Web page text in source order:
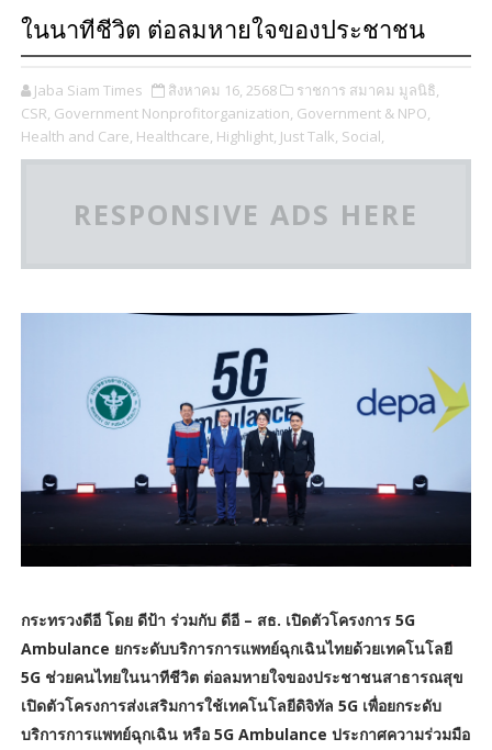
ในนาทีชีวิต ต่อลมหายใจของประชาชน
Jaba Siam Times สิงหาคม 16, 2568
ราชการ สมาคม มูลนิธิ,
CSR, Government Nonprofitorganization, Government & NPO,
Health and Care, Healthcare, Highlight, Just Talk, Social,
RESPONSIVE ADS HERE
กระทรวงดีอี โดย ดีป้า ร่วมกับ ดีอี – สธ. เปิดตัวโครงการ 5G
Ambulance ยกระดับบริการการแพทย์ฉุกเฉินไทยด้วยเทคโนโลยี
5G ช่วยคนไทยในนาทีชีวิต ต่อลมหายใจของประชาชนสาธารณสุข
เปิดตัวโครงการส่งเสริมการใช้เทคโนโลยีดิจิทัล 5G เพื่อยกระดับ
บริการการแพทย์ฉุกเฉิน หรือ 5G Ambulance ประกาศความร่วมมือ